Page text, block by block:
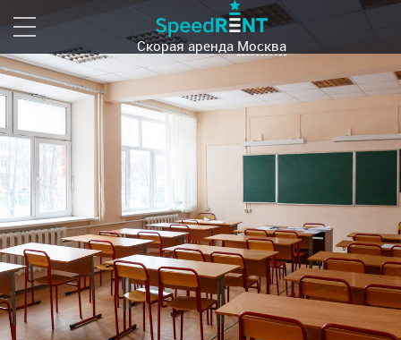
Скорая аренда Москва